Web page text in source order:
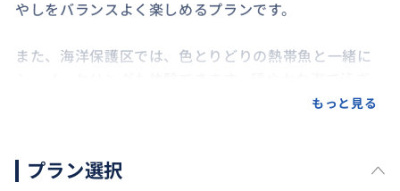
やしをバランスよく楽しめるプランです。
また、海洋保護区では、色とりどりの熱帯魚と一緒に
ながら、美しい水中世界を満喫してください。
イザメも美しいリゾート時間もどちらも楽しみたい方
もっと見る
プラン選択